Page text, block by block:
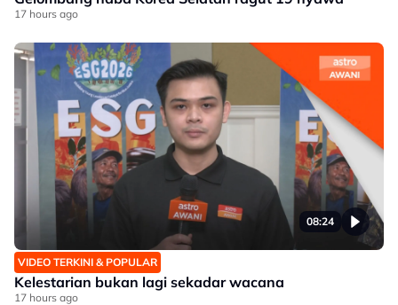
17 hours ago
08:24
VIDEO TERKINI & POPULAR
Kelestarian bukan lagi sekadar wacana
17 hours ago